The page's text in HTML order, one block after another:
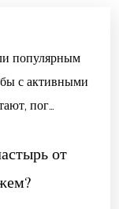
популярным
с активными
пог...
от